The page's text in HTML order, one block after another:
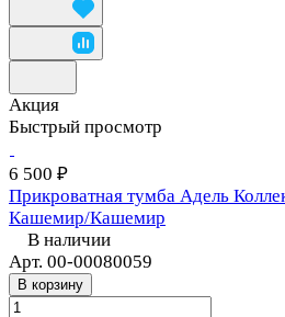
Акция
Быстрый просмотр
6 500 ₽
Прикроватная тумба Адель
Кашемир/Кашемир
В наличии
Арт. 00-00080059
В корзину